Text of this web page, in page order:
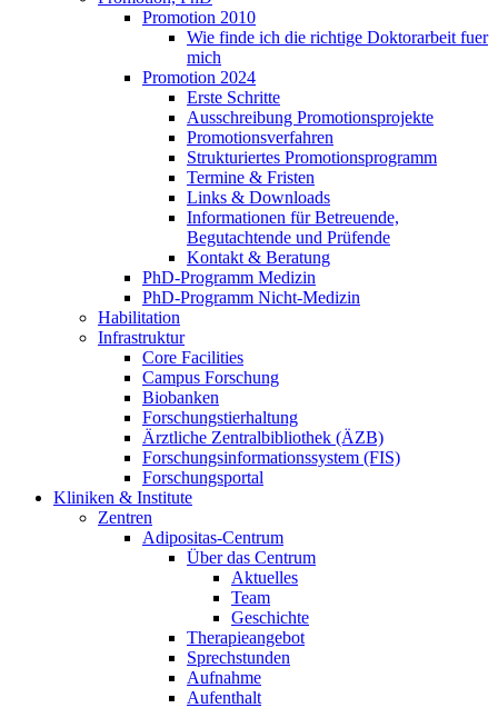
Promotion 2010
Wie finde ich die richtige Doktorarbeit fuer
mich
Promotion 2024
Erste Schritte
Ausschreibung Promotionsprojekte
Promotionsverfahren
Strukturiertes Promotionsprogramm
Termine & Fristen
Links & Downloads
Informationen für Betreuende,
Begutachtende und Prüfende
Kontakt & Beratung
PhD-Programm Medizin
PhD-Programm Nicht-Medizin
Habilitation
Infrastruktur
Core Facilities
Campus Forschung
Biobanken
Forschungstierhaltung
Ärztliche Zentralbibliothek (ÄZB)
Forschungsinformationssystem (FIS)
Forschungsportal
Kliniken & Institute
Zentren
Adipositas-Centrum
Über das Centrum
Aktuelles
Team
Geschichte
Therapieangebot
Sprechstunden
Aufnahme
Aufenthalt